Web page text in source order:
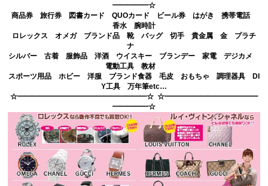
━━━━━☆
商品券 旅行券 図書カード QUOカード ビール券 はがき 携帯電話
香水 腕時計
ロレックス オメガ ブランド品 靴 バッグ 切手 貴金属 金 プラチ
ナ
シルバー 古着 服飾品 洋酒 ウイスキー ブランデー 家電 デジカメ
電動工具 教材
スポーツ用品 ホビー 洋服 ブランド食器 毛皮 おもちゃ 調理器具 DI
Y工具 万年筆etc…
☆━━━━━━━━━━━━━━━━━━☆ ☆━━━━━━━━━━━━━
━━━━━☆